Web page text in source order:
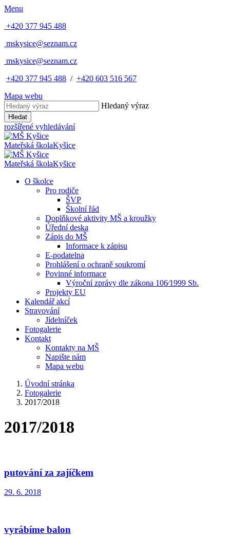
Menu
+420 377 945 488
mskysice@seznam.cz
mskysice@seznam.cz
+420 377 945 488 / +420 603 516 567
Mapa webu
Hledaný výraz
Hledat
rozšířené vyhledávání
Mateřská školaKyšice
Mateřská školaKyšice
O školce
Pro rodiče
ŠVP
Školní řád
Doplňkové aktivity MŠ a kroužky
Úřední deska
Zápis do MŠ
Informace k zápisu
E-podatelna
Prohlášení o ochraně soukromí
Povinné informace
Výroční zprávy dle zákona 106⁄1999 Sb.
Projekty EU
Kalendář akcí
Stravování
Jídelníček
Fotogalerie
Kontakt
Kontakty na MŠ
Napište nám
Mapa webu
Úvodní stránka
Fotogalerie
2017/2018
2017/2018
putování za zajíčkem
29. 6. 2018
vyrábíme balon